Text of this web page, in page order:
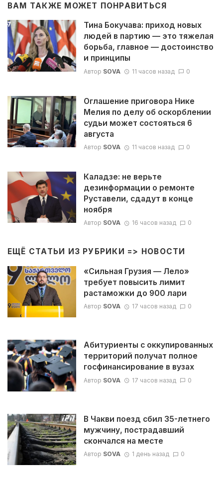
ВАМ ТАКЖЕ МОЖЕТ ПОНРАВИТЬСЯ
Тина Бокучава: приход новых
людей в партию — это тяжелая
борьба, главное — достоинство
и принципы
Автор SOVA 11 часов назад 0
Оглашение приговора Нике
Мелия по делу об оскорблении
судьи может состояться 6
августа
Автор SOVA 11 часов назад 0
Каладзе: не верьте
дезинформации о ремонте
Руставели, сдадут в конце
ноября
Автор SOVA 16 часов назад 0
ЕЩЁ СТАТЬИ ИЗ РУБРИКИ => НОВОСТИ
«Сильная Грузия — Лело»
требует повысить лимит
растаможки до 900 лари
Автор SOVA 17 часов назад 0
Абитуриенты с оккупированных
территорий получат полное
госфинансирование в вузах
Автор SOVA 17 часов назад 0
В Чакви поезд сбил 35-летнего
мужчину, пострадавший
скончался на месте
Автор SOVA 1 день назад 0